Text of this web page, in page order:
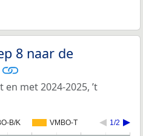
8 naar de
met 2024-2025, ’t
B/K VMBO-T 1/2